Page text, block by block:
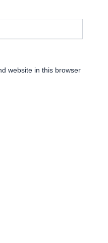
website in this browser